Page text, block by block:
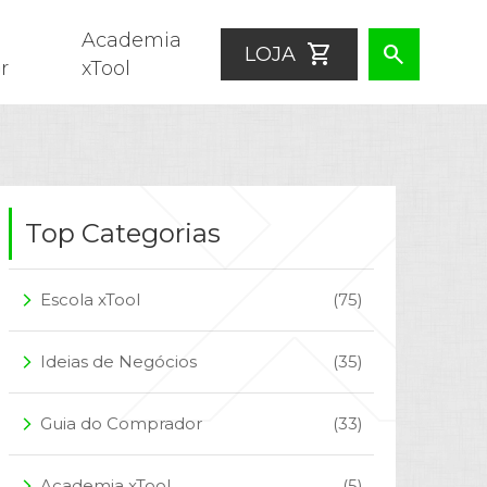
Academia
xTool
LOJA shopping_cart search
Top Categorias
arrow_forward_ios Escola xTool (75)
arrow_forward_ios Ideias de Negócios (35)
arrow_forward_ios Guia do Comprador (33)